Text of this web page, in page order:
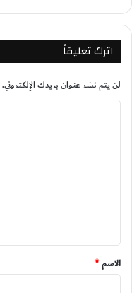
اترك تعليقاً
لن يتم نشر عنوان بريدك الإلكتروني.
*
الاسم*